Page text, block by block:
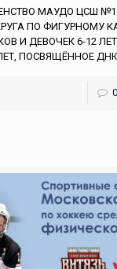
МАУДО ЦСШ
ПО ФИГУРНОМУ
И ДЕВОЧЕК 6-12
ПОСВЯЩЁННОЕ
0